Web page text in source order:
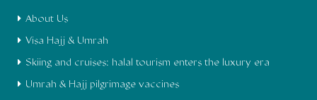
About Us
Visa Hajj & Umrah
Skiing and cruises: halal tourism enters the luxury era
Umrah & Hajj pilgrimage vaccines